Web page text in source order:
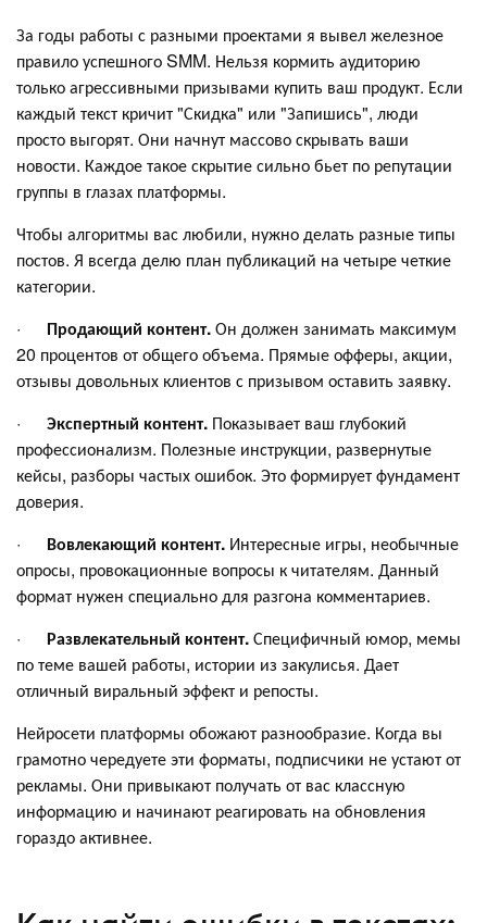
За годы работы с разными проектами я вывел железное
правило успешного SMM. Нельзя кормить аудиторию
только агрессивными призывами купить ваш продукт. Если
каждый текст кричит "Скидка" или "Запишись", люди
просто выгорят. Они начнут массово скрывать ваши
новости. Каждое такое скрытие сильно бьет по репутации
группы в глазах платформы.
Чтобы алгоритмы вас любили, нужно делать разные типы
постов. Я всегда делю план публикаций на четыре четкие
категории.
· Продающий контент.Он должен занимать максимум
20 процентов от общего объема. Прямые офферы, акции,
отзывы довольных клиентов с призывом оставить заявку.
· Экспертный контент. Показывает ваш глубокий
профессионализм. Полезные инструкции, развернутые
кейсы, разборы частых ошибок. Это формирует фундамент
доверия.
· Вовлекающий контент. Интересные игры, необычные
опросы, провокационные вопросы к читателям. Данный
формат нужен специально для разгона комментариев.
· Развлекательный контент.Специфичный юмор, мемы
по теме вашей работы, истории из закулисья. Дает
отличный виральный эффект и репосты.
Нейросети платформы обожают разнообразие. Когда вы
грамотно чередуете эти форматы, подписчики не устают от
рекламы. Они привыкают получать от вас классную
информацию и начинают реагировать на обновления
гораздо активнее.